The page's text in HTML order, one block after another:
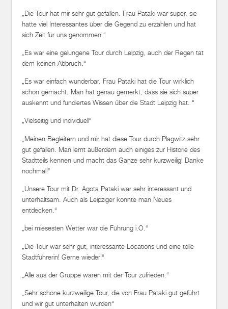
„Die Tour hat mir sehr gut gefallen. Frau Pataki war super, sie
hatte viel Interessantes über die Gegend zu erzählen und hat
sich Zeit für uns genommen.“
„Es war eine gelungene Tour durch Leipzig, auch der Regen tat
dem keinen Abbruch.“
„Es war einfach wunderbar. Frau Pataki hat die Tour wirklich
schön gemacht. Man hat genau gemerkt, dass sie sich super
auskennt und fundiertes Wissen über die Stadt Leipzig hat. “
„Vielseitig und individuell“
„Meinen Begleitern und mir hat diese Tour durch Plagwitz sehr
gut gefallen. Man lernt außerdem auch einiges zur Historie des
Stadtteils kennen und macht das Ganze sehr kurzweilig! Danke
nochmal!“
„Unsere Tour mit Dr. Agota Pataki war sehr interessant und
unterhaltsam. Auch als Leipziger konnte man Neues
entdecken.“
„bei miesesten Wetter war die Führung i.O.“
„Die Tour war sehr gut, interessante Locations und eine tolle
Stadtführerin! Gerne wieder!“
„Alle aus der Gruppe waren mit der Tour zufrieden.“
„Sehr schöne kurzweilige Tour, die von Frau Pataki gut geführt
und wir gut unterhalten wurden“